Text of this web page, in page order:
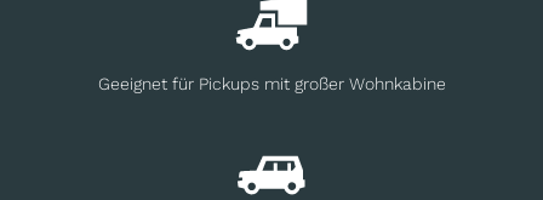
Geeignet für Pickups mit großer Wohnkabine